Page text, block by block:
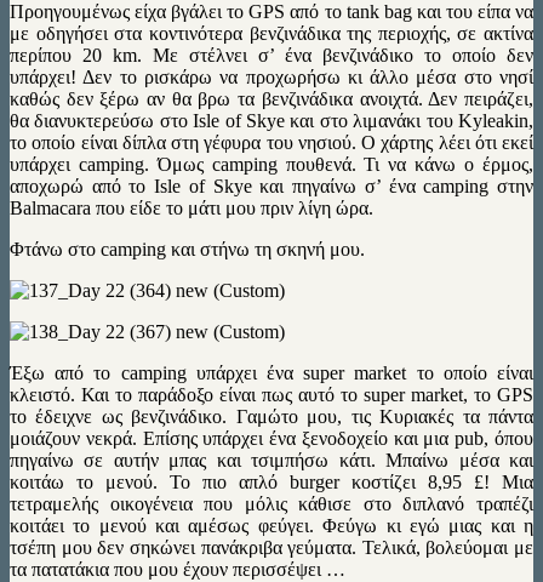
Προηγουμένως είχα βγάλει το GPS από το tank bag και του είπα να
με οδηγήσει στα κοντινότερα βενζινάδικα της περιοχής, σε ακτίνα
περίπου 20 km. Με στέλνει σ’ ένα βενζινάδικο το οποίο δεν
υπάρχει! Δεν το ρισκάρω να προχωρήσω κι άλλο μέσα στο νησί
καθώς δεν ξέρω αν θα βρω τα βενζινάδικα ανοιχτά. Δεν πειράζει,
θα διανυκτερεύσω στο Isle of Skye και στο λιμανάκι του Kyleakin,
το οποίο είναι δίπλα στη γέφυρα του νησιού. Ο χάρτης λέει ότι εκεί
υπάρχει camping. Όμως camping πουθενά. Τι να κάνω ο έρμος,
αποχωρώ από το Isle of Skye και πηγαίνω σ’ ένα camping στην
Balmacara που είδε το μάτι μου πριν λίγη ώρα.
Φτάνω στο camping και στήνω τη σκηνή μου.
Έξω από το camping υπάρχει ένα super market το οποίο είναι
κλειστό. Και το παράδοξο είναι πως αυτό το super market, το GPS
το έδειχνε ως βενζινάδικο. Γαμώτο μου, τις Κυριακές τα πάντα
μοιάζουν νεκρά. Επίσης υπάρχει ένα ξενοδοχείο και μια pub, όπου
πηγαίνω σε αυτήν μπας και τσιμπήσω κάτι. Μπαίνω μέσα και
κοιτάω το μενού. To πιο απλό burger κοστίζει 8,95 £! Mια
τετραμελής οικογένεια που μόλις κάθισε στο διπλανό τραπέζι
κοιτάει το μενού και αμέσως φεύγει. Φεύγω κι εγώ μιας και η
τσέπη μου δεν σηκώνει πανάκριβα γεύματα. Τελικά, βολεύομαι με
τα πατατάκια που μου έχουν περισσέψει …